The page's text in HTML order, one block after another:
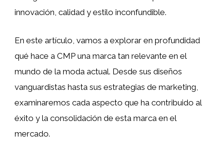
innovación, calidad y estilo inconfundible.
En este artículo, vamos a explorar en profundidad
qué hace a CMP una marca tan relevante en el
mundo de la moda actual. Desde sus diseños
vanguardistas hasta sus estrategias de marketing,
examinaremos cada aspecto que ha contribuido al
éxito y la consolidación de esta marca en el
mercado.